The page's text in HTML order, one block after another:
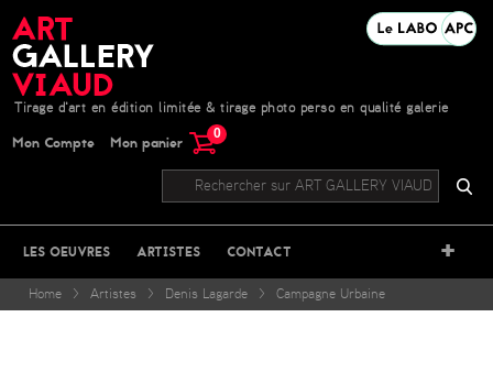
Tirage d'art en édition limitée & tirage photo perso en qualité galerie
Mon Compte Mon panier 0
LES OEUVRES ARTISTES CONTACT +
Home > Artistes > Denis Lagarde > Campagne Urbaine